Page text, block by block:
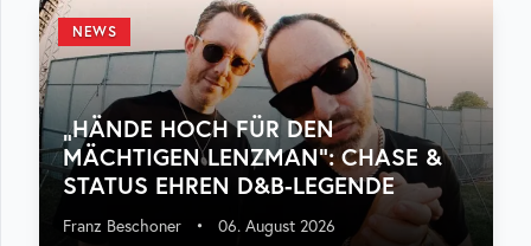
NEWS
„HÄNDE HOCH FÜR DEN
MÄCHTIGEN LENZMAN“: CHASE &
STATUS EHREN D&B-LEGENDE
Franz Beschoner • 06. August 2026